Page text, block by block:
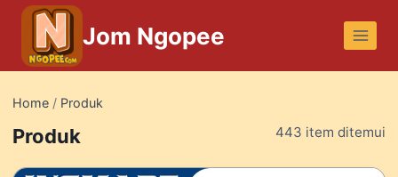
Skip
content
Jom Ngopee
Home / Produk
Produk 443 item ditemui